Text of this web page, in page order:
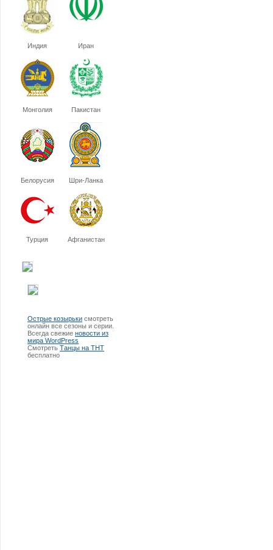
Индия Иран
Монголия Пакистан
Белорусия Шри-Ланка
Турция Афганистан
Острые козырьки смотреть
онлайн все сезоны и серии.
Всегда свежие новости из
мира WordPress
Смотреть Танцы на ТНТ
бесплатно